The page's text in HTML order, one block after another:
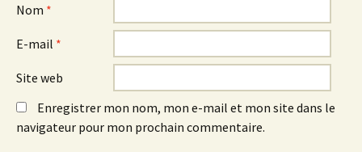
Nom *
E-mail *
Site web
Enregistrer mon nom, mon e-mail et mon site dans le
navigateur pour mon prochain commentaire.